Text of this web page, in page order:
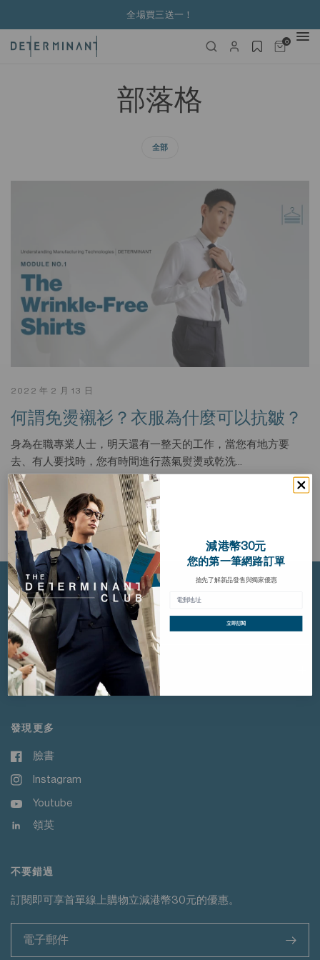
全場買三送一！
0
部落格
全部
2022 年 2 月 13 日
​何謂免燙襯衫？衣服為什麼可以抗皺？
身為在職專業人士，明天還有一整天的工作，當您有地方要
去、有人要找時，您有時間進行蒸氣熨燙或乾洗…
閱讀更多
關於我們
客戶服務
發現更多
臉書
Instagram
Youtube
領英
不要錯過
訂閱即可享首單線上購物立減港幣30元的優惠。
>
減港幣30元
您的第一筆網路訂單
搶先了解新品發售與獨家優惠
立即訂閱